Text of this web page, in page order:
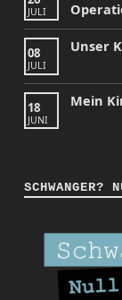
JULI
08
JULI
Unser
18
JUNI
Mein
SCHWANGER?